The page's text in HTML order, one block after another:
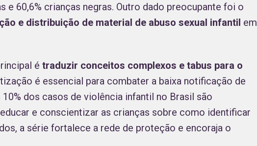
e 60,6% crianças negras. Outro dado preocupante foi o
e distribuição de material de abuso sexual infantil em
é traduzir conceitos complexos e tabus para o
é essencial para combater a baixa notificação de
dos casos de violência infantil no Brasil são
e conscientizar as crianças sobre como identificar
a série fortalece a rede de proteção e encoraja o